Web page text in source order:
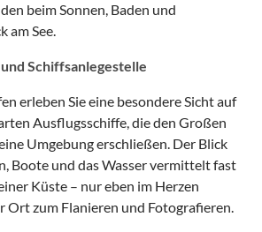
beim Sonnen, Baden und
am See.
Schiffsanlegestelle
erleben Sie eine besondere Sicht auf
Ausflugsschiffe, die den Großen
Umgebung erschließen. Der Blick
Boote und das Wasser vermittelt fast
Küste – nur eben im Herzen
Ort zum Flanieren und Fotografieren.